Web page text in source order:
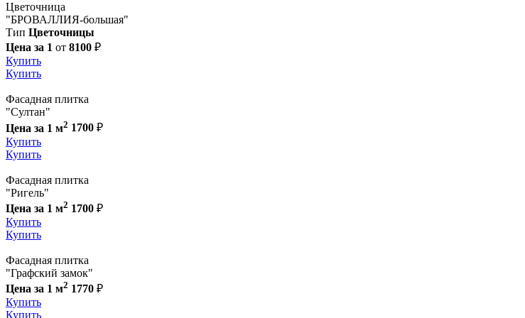
Цветочница
"БРОВАЛЛИЯ-большая"
Тип Цветочницы
Цена за 1 от 8100 ₽
Купить
Купить
Фасадная плитка
"Султан"
Цена за 1 м2 1700 ₽
Купить
Купить
Фасадная плитка
"Ригель"
Цена за 1 м2 1700 ₽
Купить
Купить
Фасадная плитка
"Графский замок"
Цена за 1 м2 1770 ₽
Купить
Купить